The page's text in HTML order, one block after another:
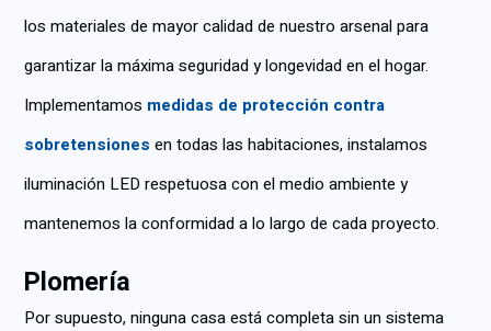
los materiales de mayor calidad de nuestro arsenal para
garantizar la máxima seguridad y longevidad en el hogar.
Implementamos medidas de protección contra
sobretensiones en todas las habitaciones, instalamos
iluminación LED respetuosa con el medio ambiente y
mantenemos la conformidad a lo largo de cada proyecto.
Plomería
Por supuesto, ninguna casa está completa sin un sistema